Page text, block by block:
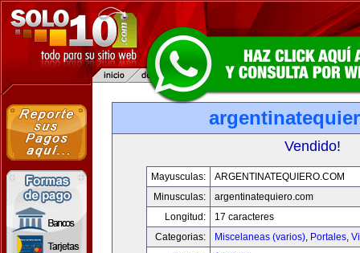
Vendido!
Mayusculas:
ARGENTINATEQUIERO.COM
Minusculas:
argentinatequiero.com
Longitud:
17 caracteres
Categorias:
Miscelaneas (varios), Portales,